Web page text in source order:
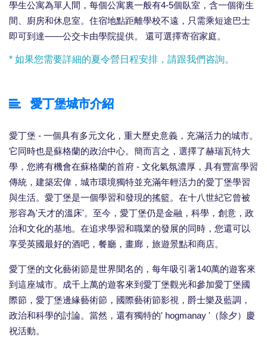
學生公寓為單人間，每個公寓裏一般有4-5個臥室，含一個衛生
間、廚房和休息室。住宿地點距離學校不遠，只需乘短途巴士
即可到達——公交卡由學院提供。 還可選擇寄宿家庭。
* 如果您需要詳細的夏令營日程安排，請跟我們咨詢。
愛丁堡城市介紹
愛丁堡 - 一個具有多元文化，重大歷史意義，充滿活力的城市。
它同時也是蘇格蘭的政治中心。簡而言之，選擇了赫瑞瓦特大
學，您將有機會在蘇格蘭的首府 - 文化氣氛濃厚，具有豐富學習
傳統，建築宏偉，城市環境獨特並充滿年輕活力的愛丁堡學習
與生活。愛丁堡是一個學習和發現的搖籃。在十八世紀它曾被
形容為'天才的溫床'。至今，愛丁堡仍是金融，科學，創意，政
治和文化的基地。在追求學習和職業的發展的同時，您還可以
享受英國最好的酒吧，餐廳，畫廊，旅遊景點和商店。
愛丁堡的文化藝術節是世界聞名的，每年吸引著140萬的遊客來
到這座城市。成千上萬的遊客來到愛丁堡觀光和參加愛丁堡國
際節，愛丁堡邊緣藝術節，國際藝術節影視，爵士樂及藍調，
政治和科學的討論。當然，還有獨特的' hogmanay '（除夕）慶
祝活動。